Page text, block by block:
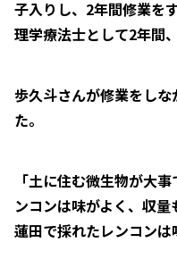
子入りし、2年間修業を
理学療法士として2年間
歩久斗さんが修業をし
た。
「土に住む微生物が大
ンコンは味がよく、収
蓮田で採れたレンコンは